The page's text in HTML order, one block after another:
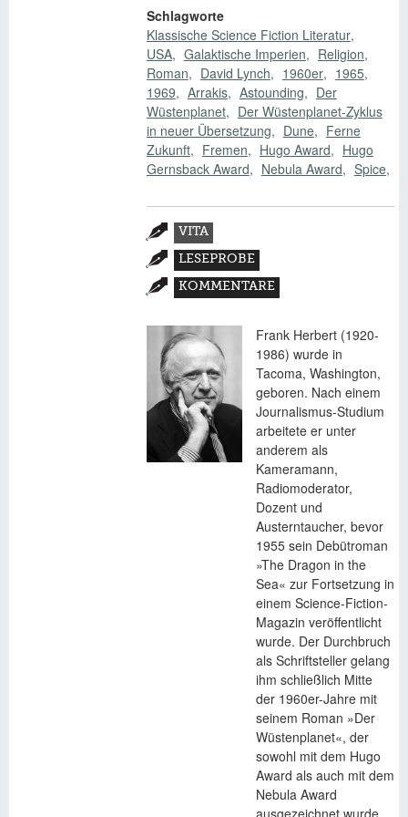
Schlagworte
Klassische Science Fiction Literatur
USA
Galaktische Imperien
Religion
Roman
David Lynch 1960er
1965
1969
Arrakis Astounding
Der
Wüstenplanet
Der Wüstenplanet-Zyklus
in neuer Übersetzung
Dune
Ferne
Zukunft
Fremen Hugo Award
Hugo
Gernsback Award
Nebula Award Spice
Zusatzmaterial
VITA
(AKTIVER
REITER)
LESEPROBE
KOMMENTARE
Frank Herbert (1920-
1986) wurde in
Tacoma, Washington,
geboren. Nach einem
Journalismus-Studium
arbeitete er unter
anderem als
Kameramann,
Radiomoderator,
Dozent und
Austerntaucher, bevor
1955 sein Debütroman
»The Dragon in the
Sea« zur Fortsetzung in
einem Science-Fiction-
Magazin veröffentlicht
wurde. Der Durchbruch
als Schriftsteller gelang
ihm schließlich Mitte
der 1960er-Jahre mit
seinem Roman »Der
Wüstenplanet«, der
sowohl mit dem Hugo
Award als auch mit dem
Nebula Award
ausgezeichnet wurde.